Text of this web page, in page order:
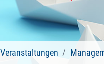
Veranstaltungen